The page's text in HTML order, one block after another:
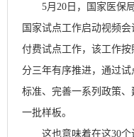
5月 20 日，国家医保
国家试点工作启动视频
付费试点工作，该工作
分三年有序推进，通过试
标准、完善一系列政策
一批样板。
这也意味着在这30个